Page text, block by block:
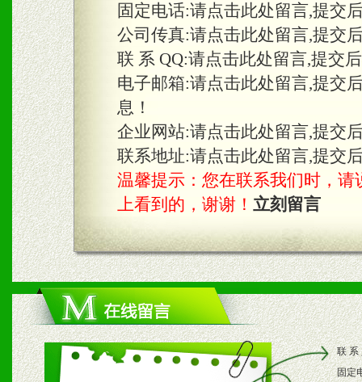
三、物料及媒体
1、免费提供体验及宣传彩
2、不定期在各大知名网站
知名度和影响力。
3、根据地方实际情况提供
具。
四、市场操作及支持
1、根据区域市场协助制定
2、根据具体情况公司给予
3、根据市场需要，派驻区
固定电话:请点击此处留言,提交
公司传真:请点击此处留言,提交
联 系 QQ:请点击此处留言,提交
电子邮箱:请点击此处留言,提交
息！
企业网站:请点击此处留言,提交
联系地址:请点击此处留言,提交
温馨提示：您在联系我们时，请
上看到的，谢谢！ 立刻留言
联 系
固定